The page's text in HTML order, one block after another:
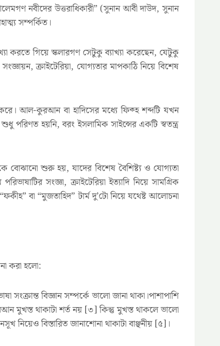
নবীদের উত্তরাধিকারী” (সুনান আবী দাউদ, সুনান
সম্পর্কিত।
করতে গিয়ে স্কলারগণ সেটুকু ব্যাখ্যা করেছেন, যেটুকু
ক্রাইটেরিয়া, যোগ্যতার মাপকাঠি নিয়ে বিশেষ
আল-কুরআন বা হাদিসের মধ্যে ফিক্হ শব্দটি যখন
হয়নি, বরং ইসলামিক সাইন্সের একটি স্বতন্ত্র
বোঝানো শুরু হয়, যাদের বিশেষ বৈশিষ্ট্য ও যোগ্যতা
সংজ্ঞা, ক্রাইটেরিয়া ইত্যাদি নিয়ে সামগ্রিক
বা “মুজতাহিদ” টার্ম দু’টো নিয়ে যথেষ্ট আলোচনা
করা হলো:
বিজ্ঞান সম্পর্কে ভালো জানা থাকা।পাশাপাশি
মুখস্ত থাকাটা শর্ত নয় [৩] কিন্তু মুখস্ত থাকলে ভালো
বিস্তারিত জানাশোনা থাকাটা বাঞ্ছনীয় [৫]।